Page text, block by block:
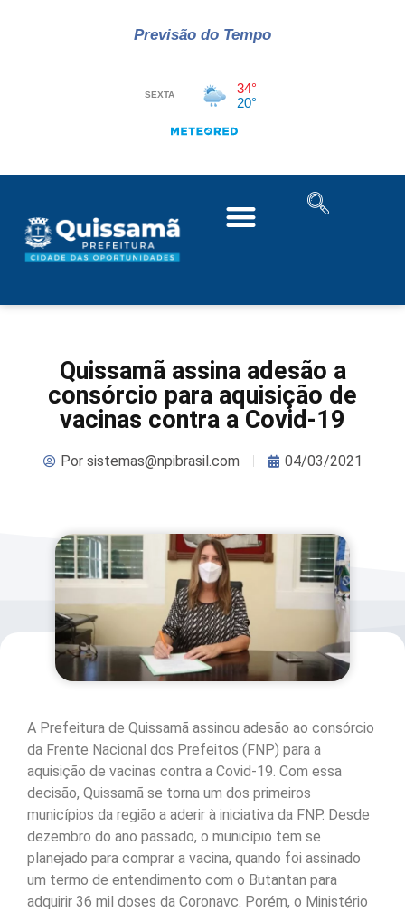
Previsão do Tempo
Quissamã assina adesão a
consórcio para aquisição de
vacinas contra a Covid-19
Porsistemas@npibrasil.com 04/03/2021
A Prefeitura de Quissamã assinou adesão ao consórcio
da Frente Nacional dos Prefeitos (FNP) para a
aquisição de vacinas contra a Covid-19. Com essa
decisão, Quissamã se torna um dos primeiros
municípios da região a aderir à iniciativa da FNP. Desde
dezembro do ano passado, o município tem se
planejado para comprar a vacina, quando foi assinado
um termo de entendimento com o Butantan para
adquirir 36 mil doses da Coronavc. Porém, o Ministério